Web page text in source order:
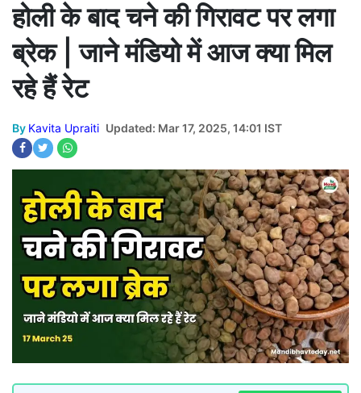
होली के बाद चने की गिरावट पर लगा
ब्रेक | जाने मंडियो में आज क्या मिल
रहे हैं रेट
By Kavita Upraiti Updated: Mar 17, 2025, 14:01 IST